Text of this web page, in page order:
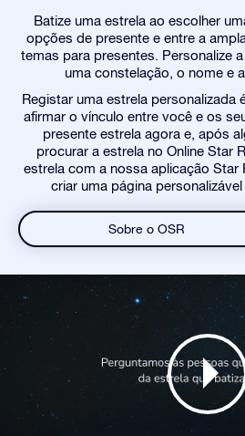
Batize uma estrela ao escolher
opções de presente e entre a
temas para presentes. Personalize
uma constelação, o nome e
Registar uma estrela personalizada
afirmar o vínculo entre você e os
presente estrela agora e, após
procurar a estrela no Online Star
estrela com a nossa aplicação Star
criar uma página
Sobre o OSR